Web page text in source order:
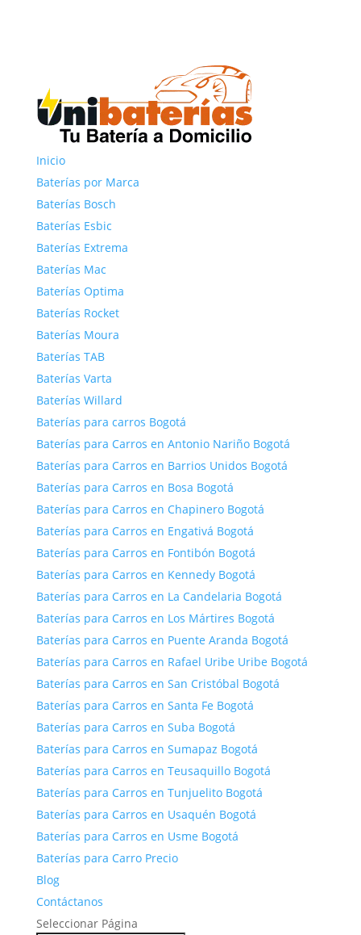
Inicio
Baterías por Marca
Baterías Bosch
Baterías Esbic
Baterías Extrema
Baterías Mac
Baterías Optima
Baterías Rocket
Baterías Moura
Baterías TAB
Baterías Varta
Baterías Willard
Baterías para carros Bogotá
Baterías para Carros en Antonio Nariño Bogotá
Baterías para Carros en Barrios Unidos Bogotá
Baterías para Carros en Bosa Bogotá
Baterías para Carros en Chapinero Bogotá
Baterías para Carros en Engativá Bogotá
Baterías para Carros en Fontibón Bogotá
Baterías para Carros en Kennedy Bogotá
Baterías para Carros en La Candelaria Bogotá
Baterías para Carros en Los Mártires Bogotá
Baterías para Carros en Puente Aranda Bogotá
Baterías para Carros en Rafael Uribe Uribe Bogotá
Baterías para Carros en San Cristóbal Bogotá
Baterías para Carros en Santa Fe Bogotá
Baterías para Carros en Suba Bogotá
Baterías para Carros en Sumapaz Bogotá
Baterías para Carros en Teusaquillo Bogotá
Baterías para Carros en Tunjuelito Bogotá
Baterías para Carros en Usaquén Bogotá
Baterías para Carros en Usme Bogotá
Baterías para Carro Precio
Blog
Contáctanos
Seleccionar Página